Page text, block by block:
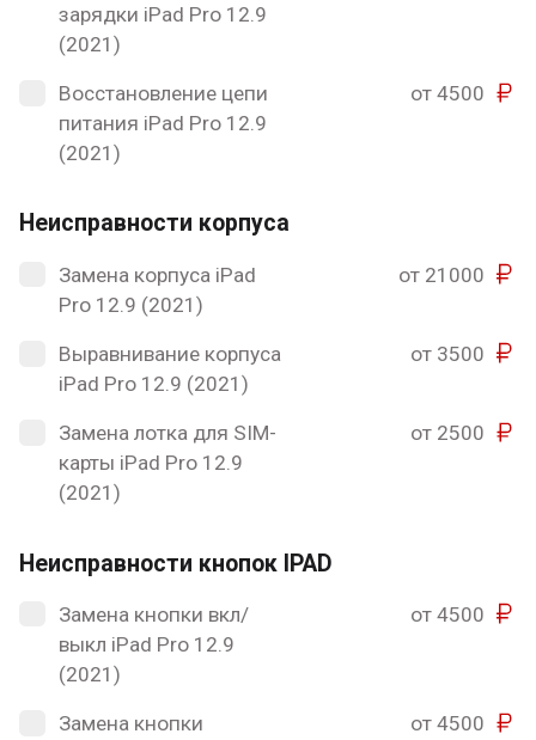
зарядки iPad Pro 12.9
(2021)
Восстановление цепи
питания iPad Pro 12.9
(2021)
от 4500
Неисправности корпуса
Замена корпуса iPad
Pro 12.9 (2021)
от 21000
Выравнивание корпуса
iPad Pro 12.9 (2021)
от 3500
Замена лотка для SIM-
карты iPad Pro 12.9
(2021)
от 2500
Неисправности кнопок IPAD
Замена кнопки вкл/
выкл iPad Pro 12.9
(2021)
от 4500
Замена кнопки
от 4500